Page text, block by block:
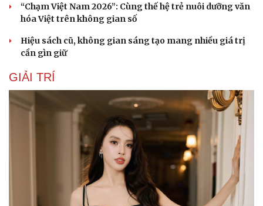
“Chạm Việt Nam 2026”: Cùng thế hệ trẻ nuôi dưỡng văn
hóa Việt trên không gian số
Hiệu sách cũ, không gian sáng tạo mang nhiều giá trị
cần gìn giữ
GIẢI TRÍ